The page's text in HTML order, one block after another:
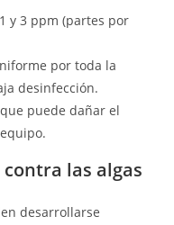
y 3 ppm (partes por
por toda la
desinfección.
puede dañar el
las algas
desarrollarse